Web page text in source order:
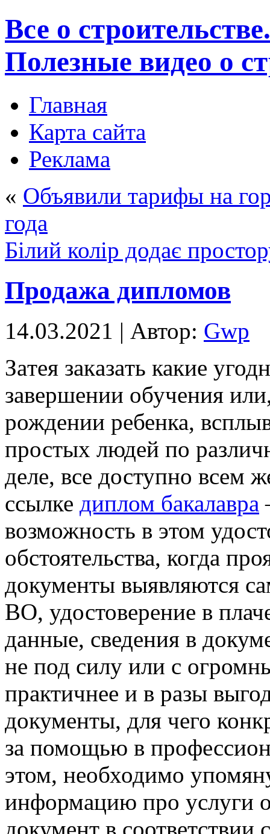
Все о
Полезные видео о
Главная
Карта сайта
Реклама
« Объявили тарифы на
года
Білий колір додає
Продажа дипломов
14.03.2021 | Автор: Gwp
Зaтeя зaкaзaть какие
завершении обучения
рождении ребенка,
простых людей по
деле, все доступно
ссылке диплом бакалавра
возможность в этом
обстоятельства, когда
документы выявляются
ВО, удостоверение в
данные, сведения в
не под силу или с
практичнее и в разы
документы, для чего
за помощью в
этом, необходимо
информацию про услуги
документ в соответствии